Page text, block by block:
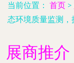
当前位置： 首页 >
态环境质量监测
展商推